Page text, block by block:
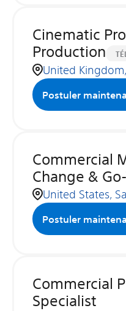
Cinematic
Production
United
Postuler
Commercial
Change &
United States,
Postuler
Commercial
Specialist